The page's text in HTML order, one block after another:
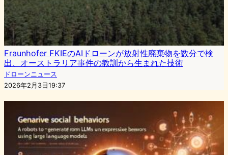
Fraunhofer FKIEのAIドローンが放射性廃棄物を数分で検
出、オーストラリア事件の教訓から生まれた技術
ドローンニュース
2026年2月3日19:37